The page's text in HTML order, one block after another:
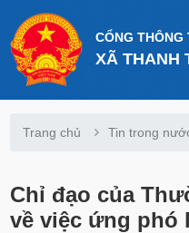
CỔNG
XÃ THANH
Trang chủ Tin trong
Chỉ đạo của
về việc ứng phó